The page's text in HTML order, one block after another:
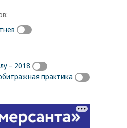
– 2018
практика